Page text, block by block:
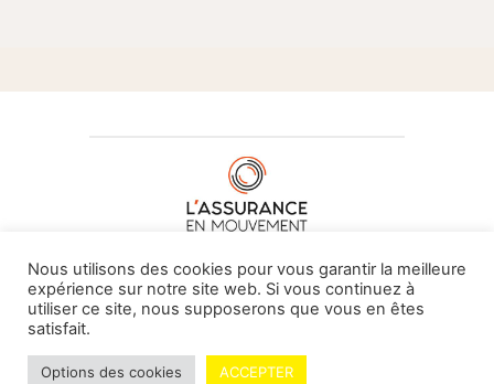
À PROPOS DE NOUS•CONTACT
© L'assurance en mouvement -By Vovoxx Média
Nous utilisons des cookies pour vous garantir la meilleure
expérience sur notre site web. Si vous continuez à
utiliser ce site, nous supposerons que vous en êtes
satisfait.
Options des cookies ACCEPTER